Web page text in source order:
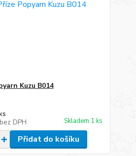
Kuzu B014
bez DPH Skladem 1 ks
Přidat do košíku